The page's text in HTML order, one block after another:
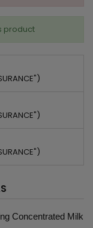
product
Concentrated Milk